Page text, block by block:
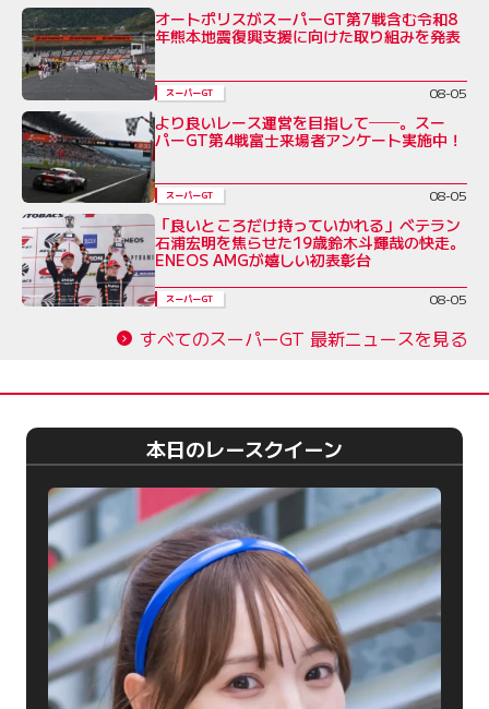
オートポリスがスーパーGT第7戦含む令和8
年熊本地震復興支援に向けた取り組みを発表
スーパーGT 08-05
より良いレース運営を目指して──。スー
パーGT第4戦富士来場者アンケート実施中！
スーパーGT 08-05
「良いところだけ持っていかれる」ベテラン
石浦宏明を焦らせた19歳鈴木斗輝哉の快走。
ENEOS AMGが嬉しい初表彰台
スーパーGT 08-05
すべてのスーパーGT 最新ニュースを見る
本日のレースクイーン